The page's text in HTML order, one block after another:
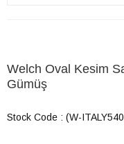
Welch Oval Kesim
Gümüş
Stock Code (W-